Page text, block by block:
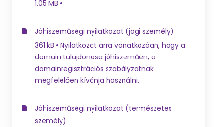
1.05 MB
Jóhiszeműségi nyilatkozat (jogi személy)
361 kB
Nyilatkozat arra vonatkozóan, hogy a
domain tulajdonosa jóhiszeműen, a
domainregisztrációs szabályzatnak
megfelelően kívánja használni.
Jóhiszeműségi nyilatkozat (természetes
személy)